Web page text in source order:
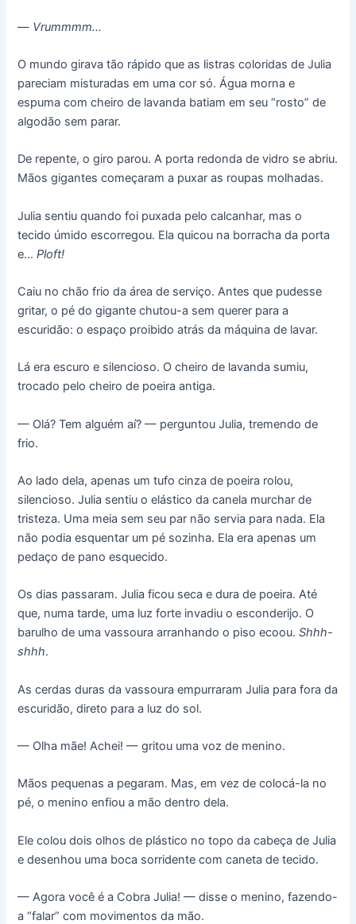
— Vrummmm…
O mundo girava tão rápido que as listras coloridas de Julia
pareciam misturadas em uma cor só. Água morna e
espuma com cheiro de lavanda batiam em seu “rosto” de
algodão sem parar.
De repente, o giro parou. A porta redonda de vidro se abriu.
Mãos gigantes começaram a puxar as roupas molhadas.
Julia sentiu quando foi puxada pelo calcanhar, mas o
tecido úmido escorregou. Ela quicou na borracha da porta
e…Ploft!
Caiu no chão frio da área de serviço. Antes que pudesse
gritar, o pé do gigante chutou-a sem querer para a
escuridão: o espaço proibido atrás da máquina de lavar.
Lá era escuro e silencioso. O cheiro de lavanda sumiu,
trocado pelo cheiro de poeira antiga.
— Olá? Tem alguém aí? — perguntou Julia, tremendo de
frio.
Ao lado dela, apenas um tufo cinza de poeira rolou,
silencioso. Julia sentiu o elástico da canela murchar de
tristeza. Uma meia sem seu par não servia para nada. Ela
não podia esquentar um pé sozinha. Ela era apenas um
pedaço de pano esquecido.
Os dias passaram. Julia ficou seca e dura de poeira. Até
que, numa tarde, uma luz forte invadiu o esconderijo. O
barulho de uma vassoura arranhando o piso ecoou.Shhh-
shhh.
As cerdas duras da vassoura empurraram Julia para fora da
escuridão, direto para a luz do sol.
— Olha mãe! Achei! — gritou uma voz de menino.
Mãos pequenas a pegaram. Mas, em vez de colocá-la no
pé, o menino enfiou a mão dentro dela.
Ele colou dois olhos de plástico no topo da cabeça de Julia
e desenhou uma boca sorridente com caneta de tecido.
— Agora você é a Cobra Julia! — disse o menino, fazendo-
a “falar” com movimentos da mão.